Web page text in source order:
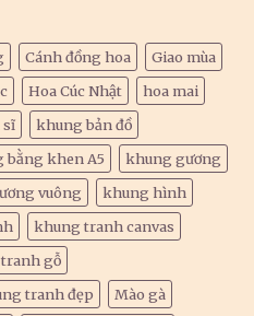
Cánh đồng hoa
Giao mùa
Hoa Cúc Nhật
hoa mai
sĩ
khung bản đồ
bằng khen A5
khung gương
vuông
khung hình
khung tranh canvas
gỗ
tranh đẹp
Mào gà